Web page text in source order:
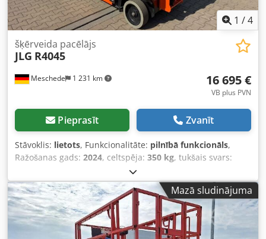
1 /4
Meschede 1 231 km
šķērveida pacēlājs
JLG R4045
16 695 €
VB plus PVN
Pieprasīt Zvanīt
Stāvoklis: lietots, Funkcionalitāte: pilnībā funkcionāls,
Ražošanas gads: 2024, celtspēja: 350 kg, tukšais svars:
benzīns
mm, piedziņas veids:Benzin, konstrukcijas platums:1 140
mm, darba augstums:14 000 mm, Šķērveida pacēlājs
Dcodpfx Aozr Acioh Sjk Stāvoklis: gatavs darbam un pilnībā
funkcionē Tehniskais stāvoklis: ļoti labs Akumulatora tips:
PzS Akumulatora izgatavošanas gads: 2024.
Mazā sludinājuma